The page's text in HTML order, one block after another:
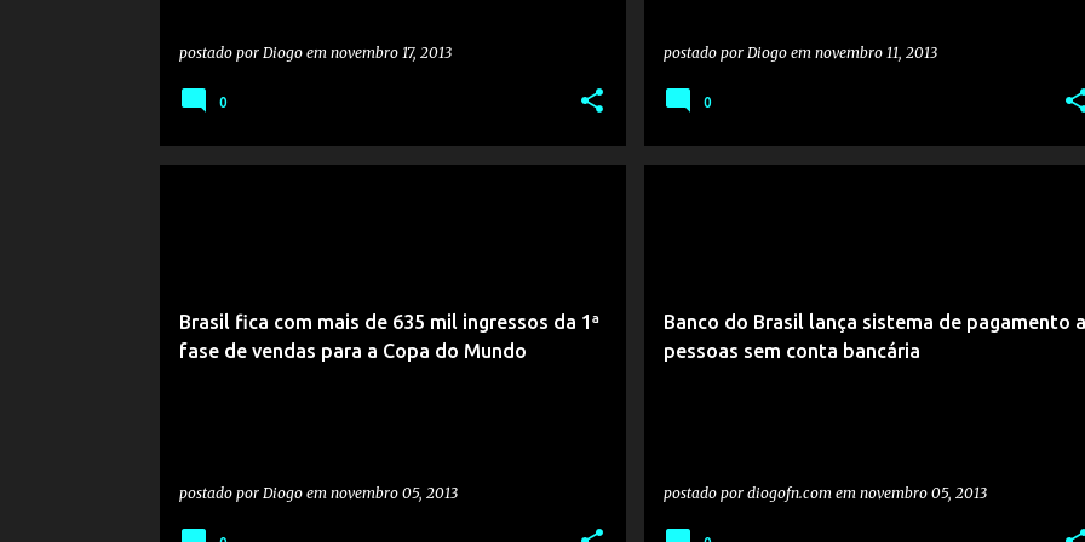
postado por Diogo em novembro 17, 2013
0
postado por Diogo em novembro 11, 2013
0
Brasil fica com mais de 635 mil ingressos da 1ª
fase de vendas para a Copa do Mundo
postado por Diogo em novembro 05, 2013
Banco do Brasil lança sistema de pagamento a
pessoas sem conta bancária
postado por diogofn.com em novembro 05, 2013